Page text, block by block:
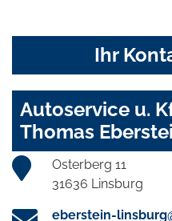
Ihr
Autoservice u.
Thomas
Osterberg 11
31636 Linsburg
eberstein-